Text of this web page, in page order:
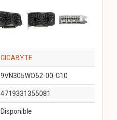
GIGABYTE
9VN305WO62-00-G10
4719331355081
Disponible